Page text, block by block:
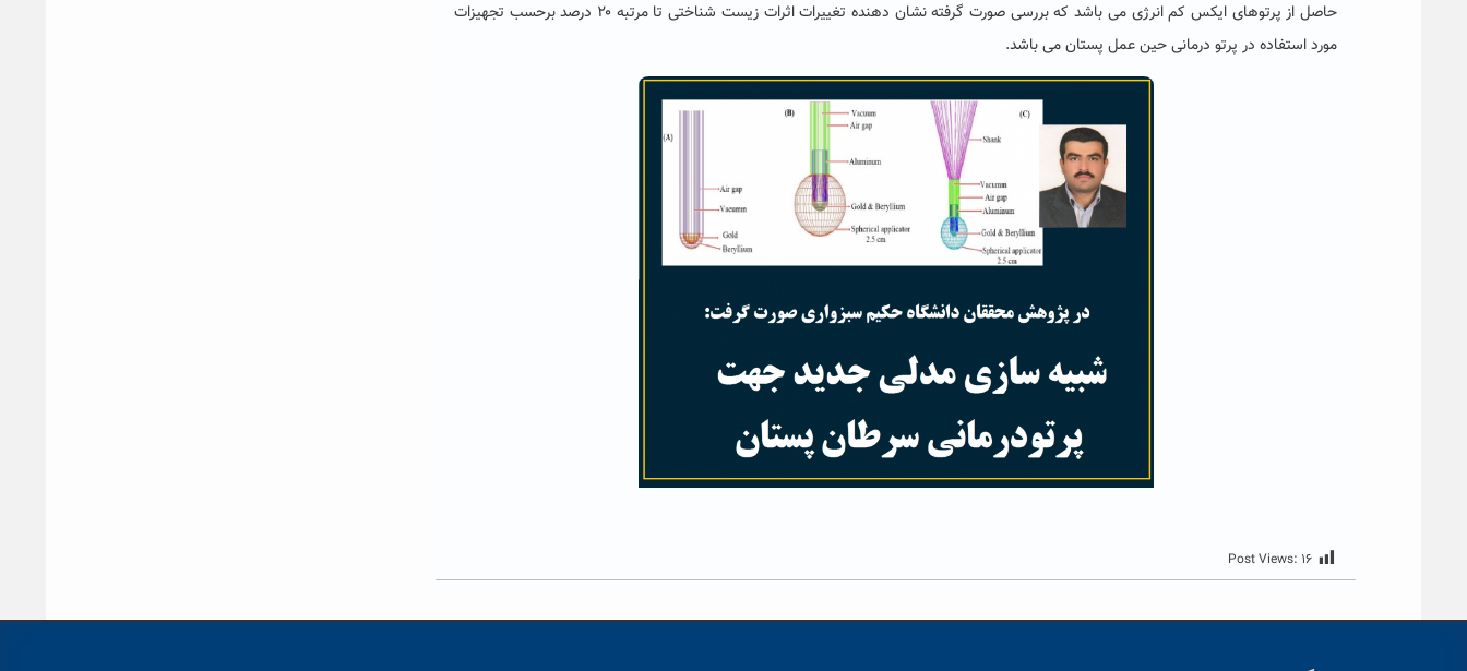
حاصل از پرتوهای ایکس کم انرژی می باشد که بررسی صورت گرفته نشان دهنده تغییرات اثرات زیست شناختی تا مرتبه ۲۰ درصد برحسب تجهیزات
مورد استفاده در پرتو درمانی حین عمل پستان می باشد.
Post Views: ۱۶